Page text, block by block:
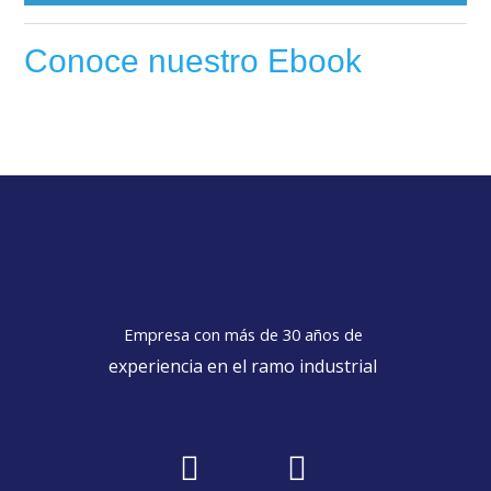
Conoce nuestro Ebook
Empresa con más de 30 años de
experiencia en el ramo industrial